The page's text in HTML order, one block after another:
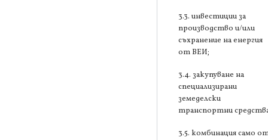
3.3. инвестиции за
производство и/или
съхранение на енергия
от ВЕИ;
3.4. закупуване на
специализирани
земеделски
транспортни
3.5. комбинация само